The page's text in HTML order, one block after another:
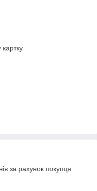
за рахунок покупця